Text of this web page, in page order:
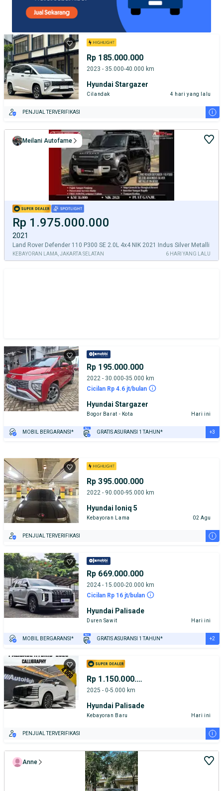
Rp 185.000.000
2023 - 35.000-40.000 km
Hyundai Stargazer
Cilandak 4 hari yang lalu
PENJUAL TERVERIFIKASI i
Rp 1.975.000.000
2021
Land Rover Defender 110 P300 SE 2.0L 4x4 NIK 2021 Indus Silver Metalli
KEBAYORAN LAMA, JAKARTA SELATAN 6 HARI YANG LALU
Meilani Autofame
Rp 195.000.000
2022 - 30.000-35.000 km
Cicilan Rp 4.6 jt/bulan
Hyundai Stargazer
Bogor Barat - Kota Hari ini
MOBIL BERGARANSI* GRATIS ASURANSI 1 TAHUN* +3
Rp 395.000.000
2022 - 90.000-95.000 km
Hyundai Ioniq 5
Kebayoran Lama 02 Agu
PENJUAL TERVERIFIKASI i
Rp 669.000.000
2024 - 15.000-20.000 km
Cicilan Rp 16 jt/bulan
Hyundai Palisade
Duren Sawit Hari ini
MOBIL BERGARANSI* GRATIS ASURANSI 1 TAHUN* +2
Rp 1.150.000.000
2025 - 0-5.000 km
Hyundai Palisade
Kebayoran Baru Hari ini
PENJUAL TERVERIFIKASI i
Anne